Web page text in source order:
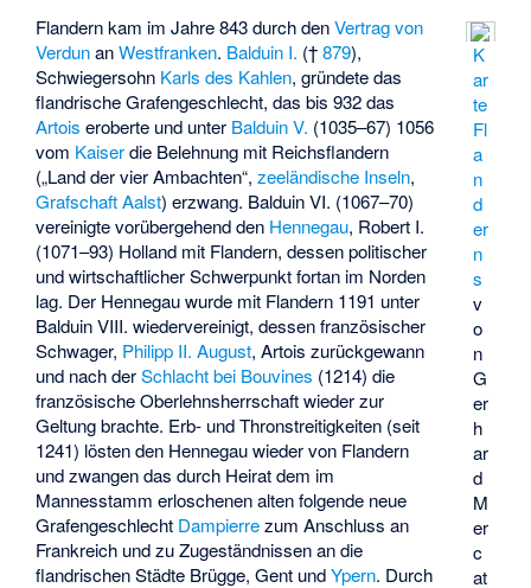
K
ar
te
Fl
a
n
d
er
n
s
v
o
n
G
er
h
ar
d
M
er
c
at
Flandern kam im Jahre 843 durch denVertrag von
VerdunanWestfranken. Balduin I. (†879),
Schwiegersohn Karls des Kahlen, gründete das
flandrische Grafengeschlecht, das bis 932 das
Artois eroberte und unter Balduin V. (1035–67) 1056
vom Kaiserdie Belehnung mit Reichsflandern
(„Land der vier Ambachten“,zeeländische Inseln,
Grafschaft Aalst) erzwang. Balduin VI. (1067–70)
vereinigte vorübergehend den Hennegau, Robert I.
(1071–93) Holland mit Flandern, dessen politischer
und wirtschaftlicher Schwerpunkt fortan im Norden
lag. Der Hennegau wurde mit Flandern 1191 unter
Balduin VIII. wiedervereinigt, dessen französischer
Schwager, Philipp II. August, Artois zurückgewann
und nach derSchlacht bei Bouvines (1214) die
französische Oberlehnsherrschaft wieder zur
Geltung brachte. Erb- und Thronstreitigkeiten (seit
1241) lösten den Hennegau wieder von Flandern
und zwangen das durch Heirat dem im
Mannesstamm erloschenen alten folgende neue
Grafengeschlecht Dampierrezum Anschluss an
Frankreich und zu Zugeständnissen an die
flandrischen Städte Brügge, Gent undYpern. Durch